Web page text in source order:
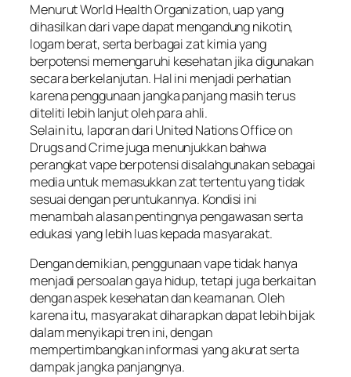
Menurut World Health Organization, uap yang
dihasilkan dari vape dapat mengandung nikotin,
logam berat, serta berbagai zat kimia yang
berpotensi memengaruhi kesehatan jika digunakan
secara berkelanjutan. Hal ini menjadi perhatian
karena penggunaan jangka panjang masih terus
diteliti lebih lanjut oleh para ahli.
Selain itu, laporan dari United Nations Office on
Drugs and Crime juga menunjukkan bahwa
perangkat vape berpotensi disalahgunakan sebagai
media untuk memasukkan zat tertentu yang tidak
sesuai dengan peruntukannya. Kondisi ini
menambah alasan pentingnya pengawasan serta
edukasi yang lebih luas kepada masyarakat.
Dengan demikian, penggunaan vape tidak hanya
menjadi persoalan gaya hidup, tetapi juga berkaitan
dengan aspek kesehatan dan keamanan. Oleh
karena itu, masyarakat diharapkan dapat lebih bijak
dalam menyikapi tren ini, dengan
mempertimbangkan informasi yang akurat serta
dampak jangka panjangnya.